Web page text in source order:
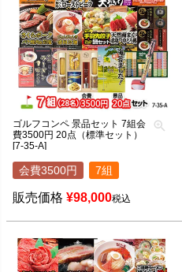
ゴルフコンペ 景品セット 7組会
費3500円 20点（標準セット）
[7-35-A]
会費3500円 7組
販売価格 ¥98,000税込